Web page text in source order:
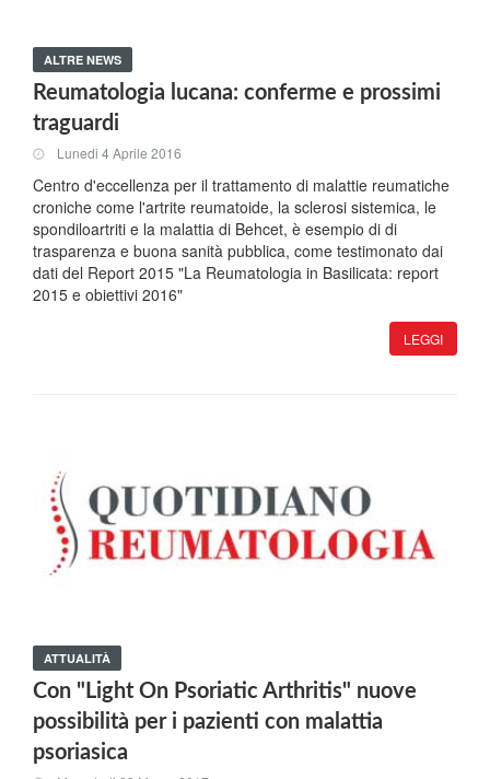
ALTRE NEWS
Reumatologia lucana: conferme e prossimi
traguardi
Lunedi 4 Aprile 2016
Centro d'eccellenza per il trattamento di malattie reumatiche
croniche come l'artrite reumatoide, la sclerosi sistemica, le
spondiloartriti e la malattia di Behcet, è esempio di di
trasparenza e buona sanità pubblica, come testimonato dai
dati del Report 2015 "La Reumatologia in Basilicata: report
2015 e obiettivi 2016"
LEGGI
ATTUALITÀ
Con "Light On Psoriatic Arthritis" nuove
possibilità per i pazienti con malattia
psoriasica